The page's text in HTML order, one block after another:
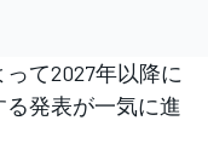
て2027年以降に
発表が一気に進